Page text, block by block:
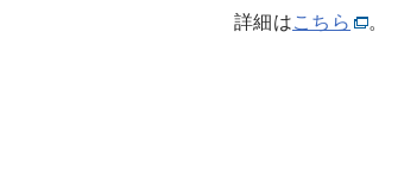
詳細はこちら 。